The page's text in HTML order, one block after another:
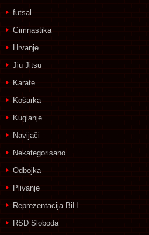
futsal
Gimnastika
Hrvanje
Jiu Jitsu
Karate
Košarka
Kuglanje
Navijači
Nekategorisano
Odbojka
Plivanje
Reprezentacija BiH
RSD Sloboda